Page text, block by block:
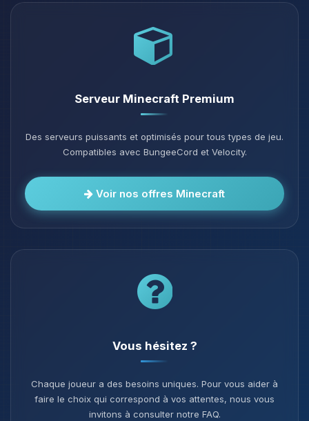
Serveur Minecraft Premium
Des serveurs puissants et optimisés pour tous types de jeu.
Compatibles avec BungeeCord et Velocity.
Voir nos offres Minecraft
Vous hésitez ?
Chaque joueur a des besoins uniques. Pour vous aider à
faire le choix qui correspond à vos attentes, nous vous
invitons à consulter notre FAQ.